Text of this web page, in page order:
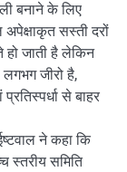
बनाने के लिए
अपेक्षाकृत सस्ती दरों
हो जाती है लेकिन
लगभग जीरो है,
से बाहर
ने कहा कि
स्तरीय समिति